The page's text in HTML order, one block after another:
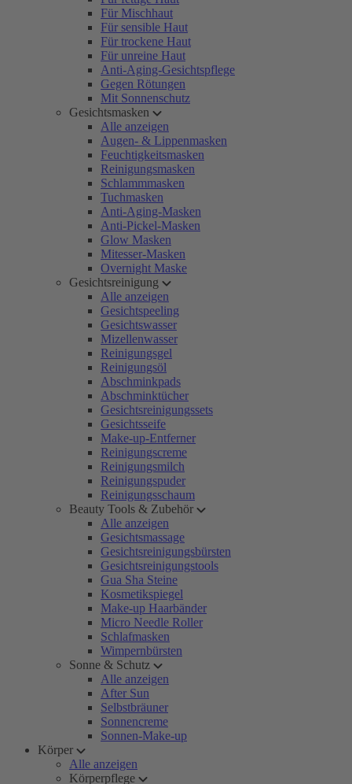
Für Mischhaut
Für sensible Haut
Für trockene Haut
Für unreine Haut
Anti-Aging-Gesichtspflege
Gegen Rötungen
Mit Sonnenschutz
Gesichtsmasken
Alle anzeigen
Augen- & Lippenmasken
Feuchtigkeitsmasken
Reinigungsmasken
Schlammmasken
Tuchmasken
Anti-Aging-Masken
Anti-Pickel-Masken
Glow Masken
Mitesser-Masken
Overnight Maske
Gesichtsreinigung
Alle anzeigen
Gesichtspeeling
Gesichtswasser
Mizellenwasser
Reinigungsgel
Reinigungsöl
Abschminkpads
Abschminktücher
Gesichtsreinigungssets
Gesichtsseife
Make-up-Entferner
Reinigungscreme
Reinigungsmilch
Reinigungspuder
Reinigungsschaum
Beauty Tools & Zubehör
Alle anzeigen
Gesichtsmassage
Gesichtsreinigungsbürsten
Gesichtsreinigungstools
Gua Sha Steine
Kosmetikspiegel
Make-up Haarbänder
Micro Needle Roller
Schlafmasken
Wimpernbürsten
Sonne & Schutz
Alle anzeigen
After Sun
Selbstbräuner
Sonnencreme
Sonnen-Make-up
Körper
Alle anzeigen
Körperpflege